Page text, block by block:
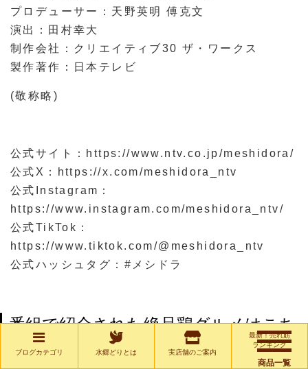
商品一覧
プロデューサー：天野英明 傅克文
演出：田村幸大
制作会社：クリエイティブ30 ザ・ワークス
製作著作：日本テレビ
(敬称略)
公式サイト：https://www.ntv.co.jp/meshidora/
公式X：https://x.com/meshidora_ntv
公式Instagram：
https://www.instagram.com/meshidora_ntv/
公式TikTok：
https://www.tiktok.com/@meshidora_ntv
公式ハッシュタグ：#メシドラ
番組で紹介された絶品鶏グルメはこち
ら
ブログカテゴリ 水郷どりとは 実店舗のご案内
最新！売れ筋
ランキング